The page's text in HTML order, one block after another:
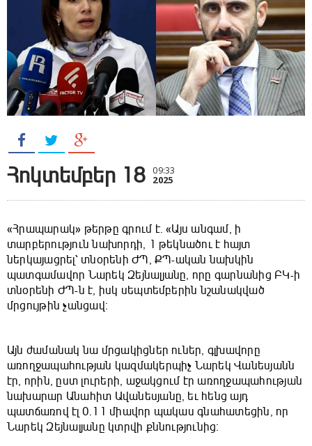
Հոկտեմբեր 18 09:33
2025
«Հրապարակ» թերթը գրում է. «Այս անգամ, ի
տարբերություն նախորդի, 1 թեկնածու է հայտ
ներկայացրել՝ տնօրենի ԺՊ, ՔՊ-ական նախկին
պատգամավոր Նարեկ Զեյնալյանը, որը գարնանից ԲԿ-ի
տնօրենի ԺՊ-ն է, իսկ սեպտեմբերին նշանակված
մրցույթին չանցավ։
Այն ժամանակ նա մրցակիցներ ուներ, գլխավորը
առողջապահության կազմակերպիչ Նարեկ Վանեսյանն
էր, որին, ըստ լուրերի, աջակցում էր առողջապահության
նախարար Անահիտ Ավանեսյանը, եւ հենց այդ
պատճառով էլ 0.11 միավոր պակաս գնահատեցին, որ
Նարեկ Զեյնալյանը կտրվի քննությունից։